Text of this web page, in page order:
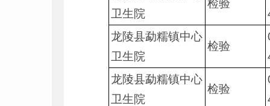
卫生院
检验
龙陵县勐糯镇中心
卫生院
检验
龙陵县勐糯镇中心
卫生院
检验